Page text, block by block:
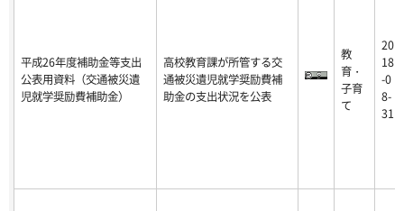
平成26年度補助金等支出
公表用資料（交通被災遺
児就学奨励費補助金）
高校教育課が所管する交
通被災遺児就学奨励費補
助金の支出状況を公表
教
育・
子育
て
20
18
-0
8-
31